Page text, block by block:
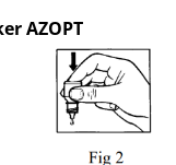
AZOPT